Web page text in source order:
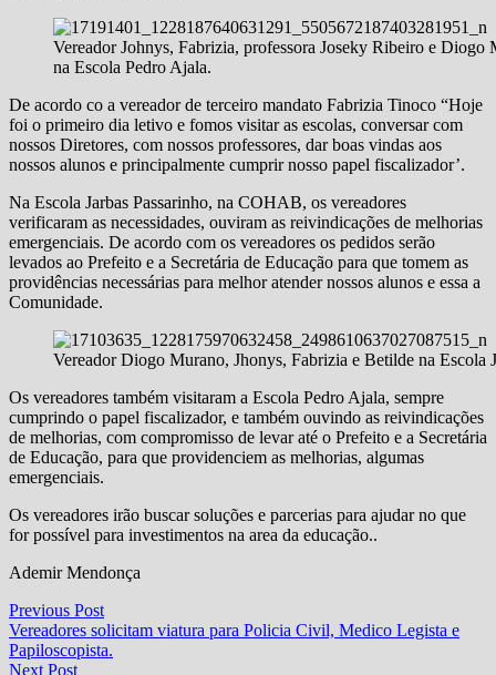
Vereador Johnys, Fabrizia, professora Joseky Ribeiro e Diogo
na Escola Pedro Ajala.
De acordo co a vereador de terceiro mandato Fabrizia Tinoco “Hoje
foi o primeiro dia letivo e fomos visitar as escolas, conversar com
nossos Diretores, com nossos professores, dar boas vindas aos
nossos alunos e principalmente cumprir nosso papel fiscalizador’.
Na Escola Jarbas Passarinho, na COHAB, os vereadores
verificaram as necessidades, ouviram as reivindicações de melhorias
emergenciais. De acordo com os vereadores os pedidos serão
levados ao Prefeito e a Secretária de Educação para que tomem as
providências necessárias para melhor atender nossos alunos e essa a
Comunidade.
Vereador Diogo Murano, Jhonys, Fabrizia e Betilde na Escola
Os vereadores também visitaram a Escola Pedro Ajala, sempre
cumprindo o papel fiscalizador, e também ouvindo as reivindicações
de melhorias, com compromisso de levar até o Prefeito e a Secretária
de Educação, para que providenciem as melhorias, algumas
emergenciais.
Os vereadores irão buscar soluções e parcerias para ajudar no que
for possível para investimentos na area da educação..
Ademir Mendonça
Navegação
de
Post
Previous PostPrevious
post:
Vereadores solicitam viatura para Policia Civil, Medico Legista e
Papiloscopista.
Next PostNext